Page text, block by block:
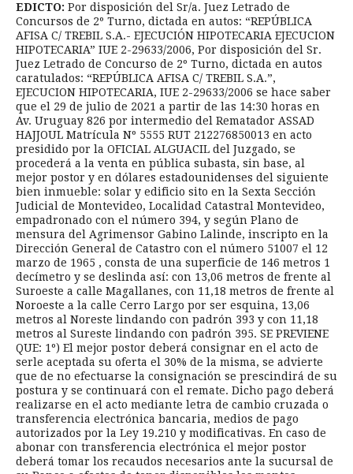
EDICTO: Por disposición del Sr/a. Juez Letrado de
Concursos de 2º Turno, dictada en autos: “REPÚBLICA
AFISA C/ TREBIL S.A.- EJECUCIÓN HIPOTECARIA EJECUCION
HIPOTECARIA” IUE 2-29633/2006, Por disposición del Sr.
Juez Letrado de Concurso de 2º Turno, dictada en autos
caratulados: “REPÚBLICA AFISA C/ TREBIL S.A.”,
EJECUCION HIPOTECARIA, IUE 2-29633/2006 se hace saber
que el 29 de julio de 2021 a partir de las 14:30 horas en
Av. Uruguay 826 por intermedio del Rematador ASSAD
HAJJOUL Matrícula Nº 5555 RUT 212276850013 en acto
presidido por la OFICIAL ALGUACIL del Juzgado, se
procederá a la venta en pública subasta, sin base, al
mejor postor y en dólares estadounidenses del siguiente
bien inmueble: solar y edificio sito en la Sexta Sección
Judicial de Montevideo, Localidad Catastral Montevideo,
empadronado con el número 394, y según Plano de
mensura del Agrimensor Gabino Lalinde, inscripto en la
Dirección General de Catastro con el número 51007 el 12
marzo de 1965 , consta de una superficie de 146 metros 1
decímetro y se deslinda así: con 13,06 metros de frente al
Suroeste a calle Magallanes, con 11,18 metros de frente al
Noroeste a la calle Cerro Largo por ser esquina, 13,06
metros al Noreste lindando con padrón 393 y con 11,18
metros al Sureste lindando con padrón 395. SE PREVIENE
QUE: 1º) El mejor postor deberá consignar en el acto de
serle aceptada su oferta el 30% de la misma, se advierte
que de no efectuarse la consignación se prescindirá de su
postura y se continuará con el remate. Dicho pago deberá
realizarse en el acto mediante letra de cambio cruzada o
transferencia electrónica bancaria, medios de pago
autorizados por la Ley 19.210 y modificativas. En caso de
abonar con transferencia electrónica el mejor postor
deberá tomar los recaudos necesarios ante la sucursal de